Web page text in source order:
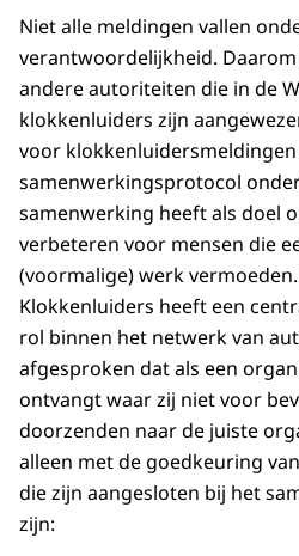
Niet alle meldingen vallen
verantwoordelijkheid.
andere autoriteiten die in de
klokkenluiders zijn
voor klokkenluidersmeldingen
samenwerkingsprotocol
samenwerking heeft als doel
verbeteren voor mensen die
(voormalige) werk
Klokkenluiders heeft een
rol binnen het netwerk van
afgesproken dat als een
ontvangt waar zij niet voor
doorzenden naar de juiste
alleen met de goedkeuring
die zijn aangesloten bij het
zijn: